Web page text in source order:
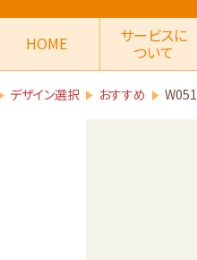
HOME サービスに
ついて
デザイン選択 おすすめ W051